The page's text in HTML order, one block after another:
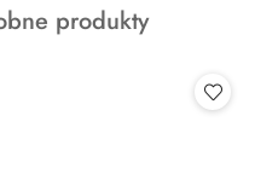
produkty